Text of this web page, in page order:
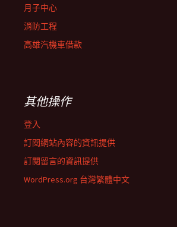
月子中心
消防工程
高雄汽機車借款
其他操作
登入
訂閱網站內容的資訊提供
訂閱留言的資訊提供
WordPress.org 台灣繁體中文